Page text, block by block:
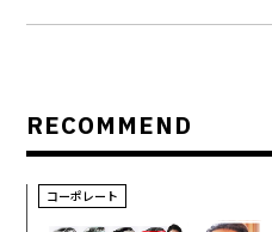
RECOMMEND
コーポレート